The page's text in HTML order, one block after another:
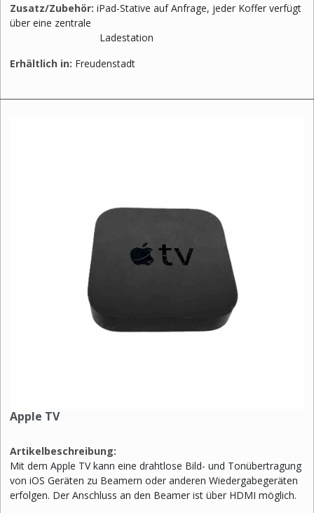
Zusatz/Zubehör: iPad-Stative auf Anfrage, jeder Koffer verfügt
über eine zentrale
Ladestation
Erhältlich in: Freudenstadt
Apple TV
Artikelbeschreibung:
Mit dem Apple TV kann eine drahtlose Bild- und Tonübertragung
von iOS Geräten zu Beamern oder anderen Wiedergabegeräten
erfolgen. Der Anschluss an den Beamer ist über HDMI möglich.